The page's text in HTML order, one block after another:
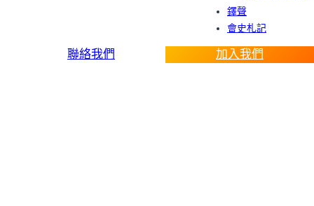
鐸聲
會史札記
聯絡我們 加入我們